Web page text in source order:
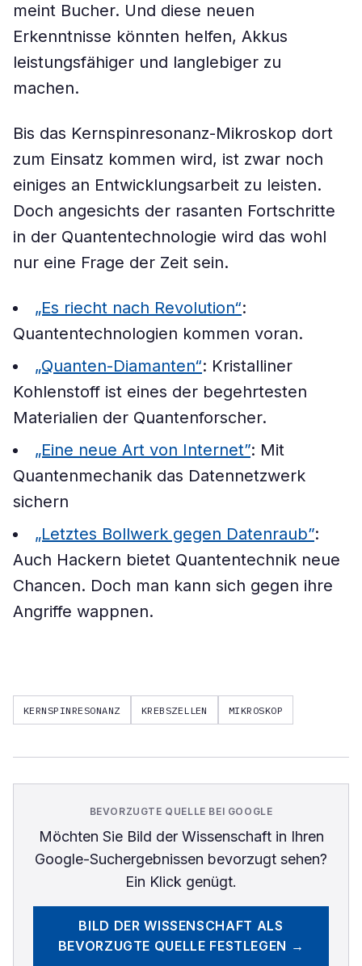
meint Bucher. Und diese neuen
Erkenntnisse könnten helfen, Akkus
leistungsfähiger und langlebiger zu
machen.
Bis das Kernspinresonanz-Mikroskop dort
zum Einsatz kommen wird, ist zwar noch
einiges an Entwicklungsarbeit zu leisten.
Doch angesichts der rasanten Fortschritte
in der Quantentechnologie wird das wohl
nur eine Frage der Zeit sein.
„Es riecht nach Revolution“:
Quantentechnologien kommen voran.
„Quanten-Diamanten“: Kristalliner
Kohlenstoff ist eines der begehrtesten
Materialien der Quantenforscher.
„Eine neue Art von Internet”: Mit
Quantenmechanik das Datennetzwerk
sichern
„Letztes Bollwerk gegen Datenraub”:
Auch Hackern bietet Quantentechnik neue
Chancen. Doch man kann sich gegen ihre
Angriffe wappnen.
KERNSPINRESONANZ KREBSZELLEN MIKROSKOP
BEVORZUGTE QUELLE BEI GOOGLE
Möchten Sie Bild der Wissenschaftin Ihren
Google-Suchergebnissen bevorzugt sehen?
Ein Klick genügt.
BILD DER WISSENSCHAFT ALS
BEVORZUGTE QUELLE FESTLEGEN →